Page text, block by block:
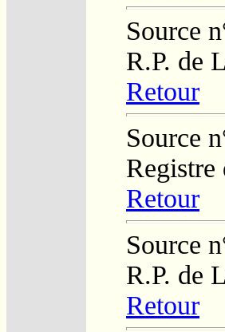
Source
R.P. de
Retour
Source
Registre
Retour
Source
R.P. de
Retour